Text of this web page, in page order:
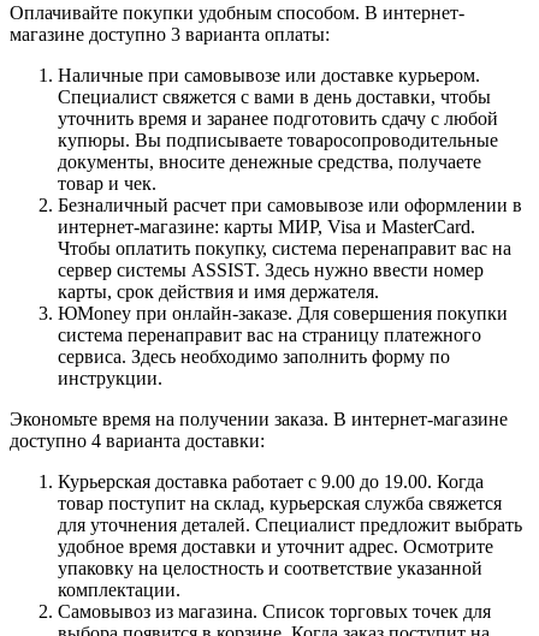
Оплачивайте покупки удобным способом. В интернет-
магазине доступно 3 варианта оплаты:
Наличные при самовывозе или доставке курьером.
Специалист свяжется с вами в день доставки, чтобы
уточнить время и заранее подготовить сдачу с любой
купюры. Вы подписываете товаросопроводительные
документы, вносите денежные средства, получаете
товар и чек.
Безналичный расчет при самовывозе или оформлении в
интернет-магазине: карты МИР, Visa и MasterCard.
Чтобы оплатить покупку, система перенаправит вас на
сервер системы ASSIST. Здесь нужно ввести номер
карты, срок действия и имя держателя.
ЮMoney при онлайн-заказе. Для совершения покупки
система перенаправит вас на страницу платежного
сервиса. Здесь необходимо заполнить форму по
инструкции.
Экономьте время на получении заказа. В интернет-магазине
доступно 4 варианта доставки:
Курьерская доставка работает с 9.00 до 19.00. Когда
товар поступит на склад, курьерская служба свяжется
для уточнения деталей. Специалист предложит выбрать
удобное время доставки и уточнит адрес. Осмотрите
упаковку на целостность и соответствие указанной
комплектации.
Самовывоз из магазина. Список торговых точек для